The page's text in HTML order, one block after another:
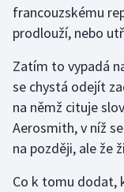
Jezdectví
Judo
Krasobruslení
Lezení
francouzskému
prodlouží, nebo
Zatím to vypadá
se chystá odejít
na němž cituje
Aerosmith, v níž
na později, ale že
Co k tomu dodat,